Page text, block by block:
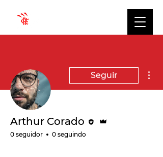
Seguir
Arthur Corado
0 seguidor 0 seguindo